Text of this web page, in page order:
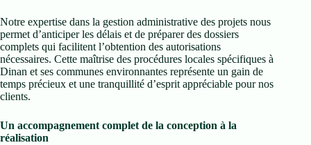
Notre expertise dans la gestion administrative des projets nous
permet d’anticiper les délais et de préparer des dossiers
complets qui facilitent l’obtention des autorisations
nécessaires. Cette maîtrise des procédures locales spécifiques à
Dinan et ses communes environnantes représente un gain de
temps précieux et une tranquillité d’esprit appréciable pour nos
clients.
Un accompagnement complet de la conception à la
réalisation